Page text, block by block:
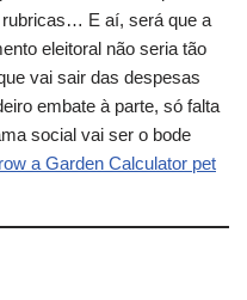
E aí, será que a
eleitoral não seria tão
vai sair das despesas
embate à parte, só falta
social vai ser o bode
a Garden Calculator pet